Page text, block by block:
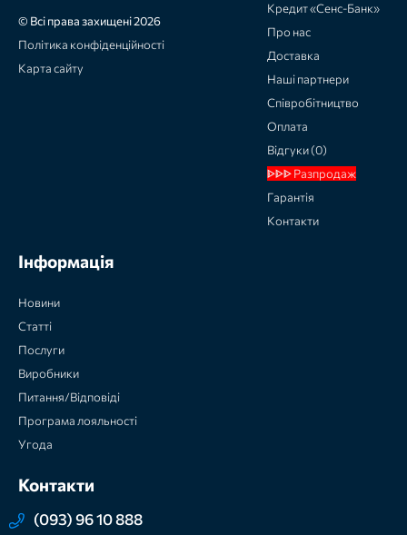
© Всі права захищені 2026
Політика конфіденційності
Карта сайту
Кредит «Сенс-Банк»
Про нас
Доставка
Наші партнери
Співробітництво
Оплата
Відгуки (0)
ᐈᐈᐈ Разпродаж
Гарантія
Контакти
Інформація
Новини
Статті
Послуги
Виробники
Питання/Відповіді
Програма лояльності
Угода
Контакти
(093) 96 10 888